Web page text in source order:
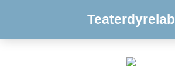
Teaterdyrelab